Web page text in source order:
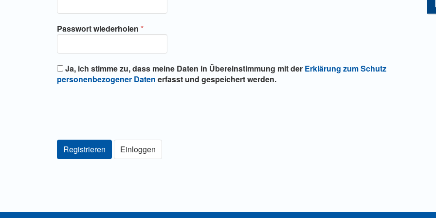
Passwort wiederholen *Erforderlich
Ja, ich stimme zu, dass meine Daten in Übereinstimmung mit der Erklärung zum Schutz
personenbezogener Daten erfasst und gespeichert werden.
Registrieren Einloggen